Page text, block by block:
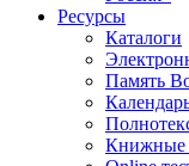
Ресурсы
Каталоги
Память
Книжные